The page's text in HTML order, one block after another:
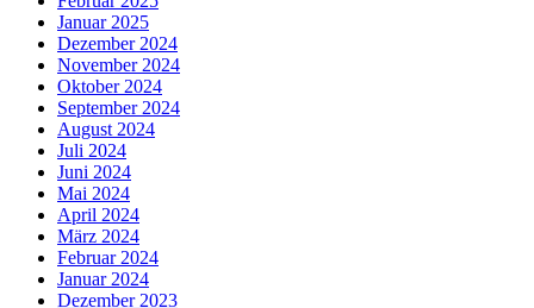
Januar 2025
Dezember 2024
November 2024
Oktober 2024
September 2024
August 2024
Juli 2024
Juni 2024
Mai 2024
April 2024
März 2024
Februar 2024
Januar 2024
Dezember 2023